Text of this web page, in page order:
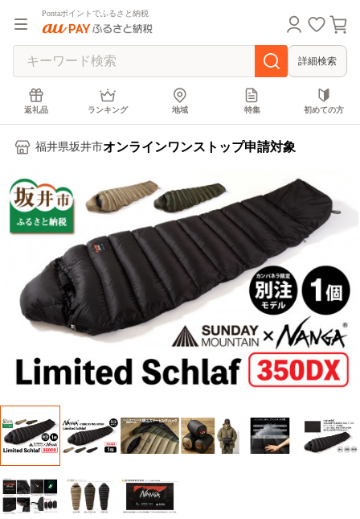
Pontaポイントでふるさと納税
詳細検索
返礼品 ランキング 地域 特集 初めての方
福井県坂井市オンラインワンストップ申請対象